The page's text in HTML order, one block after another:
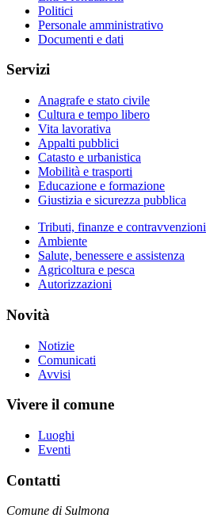
Politici
Personale amministrativo
Documenti e dati
Servizi
Anagrafe e stato civile
Cultura e tempo libero
Vita lavorativa
Appalti pubblici
Catasto e urbanistica
Mobilità e trasporti
Educazione e formazione
Giustizia e sicurezza pubblica
Tributi, finanze e contravvenzioni
Ambiente
Salute, benessere e assistenza
Agricoltura e pesca
Autorizzazioni
Novità
Notizie
Comunicati
Avvisi
Vivere il comune
Luoghi
Eventi
Contatti
Comune di Sulmona